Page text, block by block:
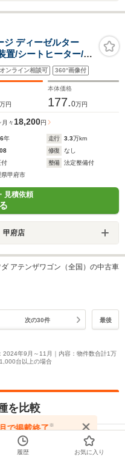
ディーゼルター
/シートヒーター/車
レザー/ヘッドランプ
横滑り防止装置
オンライン相談可 360°画像付
万円
本体価格
177.0万円
月々18,200円
年 走行 3.3万km
修復
なし
付 整備
法定整備付
県甲府市
見積依頼
甲府店
ダ アテンザワゴン（全国）の中古車
次の30件 最後
2024年9月～11月｜内容：物件数合計1万
台以上の場合
を比較
マツダ
MAZDA6ワゴン
マツダ
アクセ
で掲載終了※
せください
履歴 お気に入り